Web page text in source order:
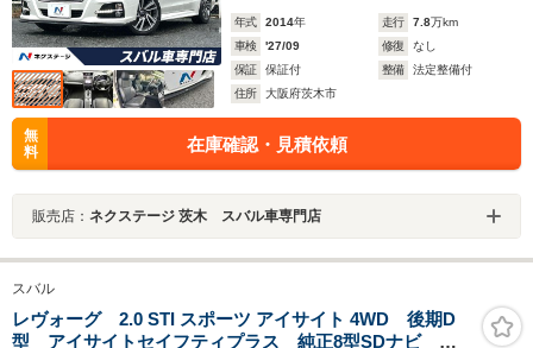
年式 2014年 走行 7.8万km
車検
'27/09 修復
なし
保証
保証付 整備
法定整備付
住所
大阪府茨木市
無
料
在庫確認・見積依頼
販売店： ネクステージ 茨木 スバル車専門店
スバル
レヴォーグ 2.0 STI スポーツ アイサイト 4WD 後期D
型 アイサイトセイフティプラス 純正8型SDナビ フ